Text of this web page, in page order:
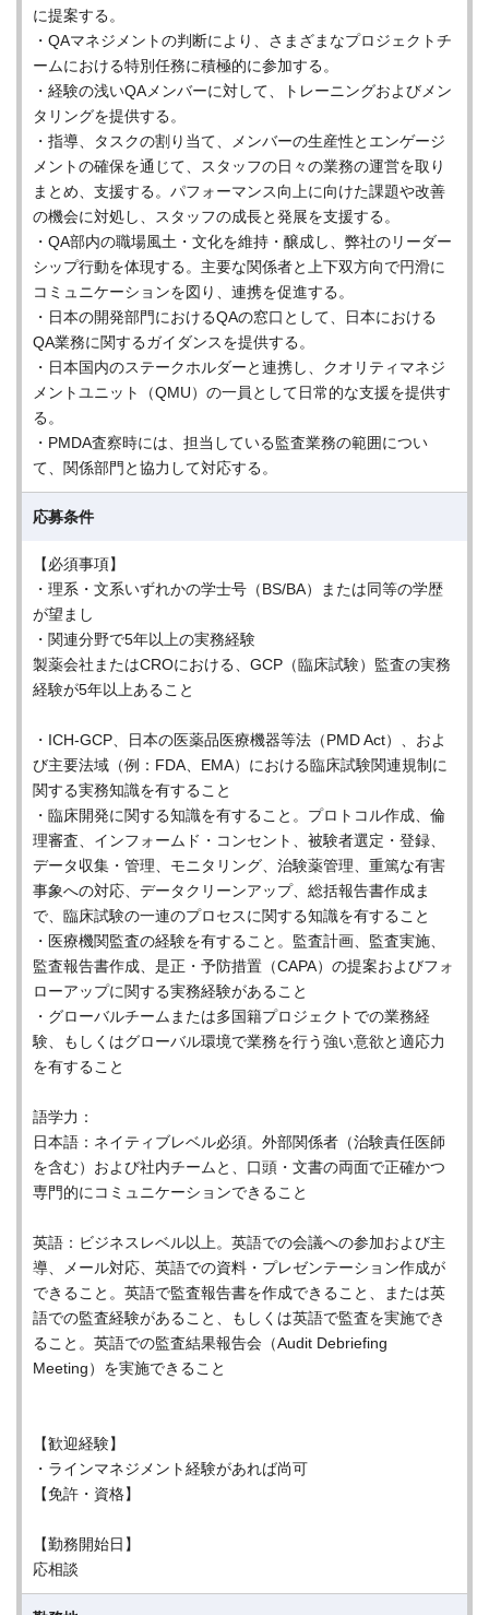
に提案する。
・QAマネジメントの判断により、さまざまなプロジェクトチ
ームにおける特別任務に積極的に参加する。
・経験の浅いQAメンバーに対して、トレーニングおよびメン
タリングを提供する。
・指導、タスクの割り当て、メンバーの生産性とエンゲージ
メントの確保を通じて、スタッフの日々の業務の運営を取り
まとめ、支援する。パフォーマンス向上に向けた課題や改善
の機会に対処し、スタッフの成長と発展を支援する。
・QA部内の職場風土・文化を維持・醸成し、弊社のリーダー
シップ行動を体現する。主要な関係者と上下双方向で円滑に
コミュニケーションを図り、連携を促進する。
・日本の開発部門におけるQAの窓口として、日本における
QA業務に関するガイダンスを提供する。
・日本国内のステークホルダーと連携し、クオリティマネジ
メントユニット（QMU）の一員として日常的な支援を提供す
る。
・PMDA査察時には、担当している監査業務の範囲につい
て、関係部門と協力して対応する。
応募条件
【必須事項】
・理系・文系いずれかの学士号（BS/BA）または同等の学歴
が望まし
・関連分野で5年以上の実務経験
製薬会社またはCROにおける、GCP（臨床試験）監査の実務
経験が5年以上あること
・ICH-GCP、日本の医薬品医療機器等法（PMD Act）、およ
び主要法域（例：FDA、EMA）における臨床試験関連規制に
関する実務知識を有すること
・臨床開発に関する知識を有すること。プロトコル作成、倫
理審査、インフォームド・コンセント、被験者選定・登録、
データ収集・管理、モニタリング、治験薬管理、重篤な有害
事象への対応、データクリーンアップ、総括報告書作成ま
で、臨床試験の一連のプロセスに関する知識を有すること
・医療機関監査の経験を有すること。監査計画、監査実施、
監査報告書作成、是正・予防措置（CAPA）の提案およびフォ
ローアップに関する実務経験があること
・グローバルチームまたは多国籍プロジェクトでの業務経
験、もしくはグローバル環境で業務を行う強い意欲と適応力
を有すること
語学力：
日本語：ネイティブレベル必須。外部関係者（治験責任医師
を含む）および社内チームと、口頭・文書の両面で正確かつ
専門的にコミュニケーションできること
英語：ビジネスレベル以上。英語での会議への参加および主
導、メール対応、英語での資料・プレゼンテーション作成が
できること。英語で監査報告書を作成できること、または英
語での監査経験があること、もしくは英語で監査を実施でき
ること。英語での監査結果報告会（Audit Debriefing
Meeting）を実施できること
【歓迎経験】
・ラインマネジメント経験があれば尚可
【免許・資格】
【勤務開始日】
応相談